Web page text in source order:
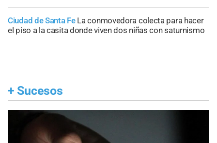
Ciudad de Santa Fe La conmovedora colecta para hacer
el piso a la casita donde viven dos niñas con saturnismo
+ Sucesos